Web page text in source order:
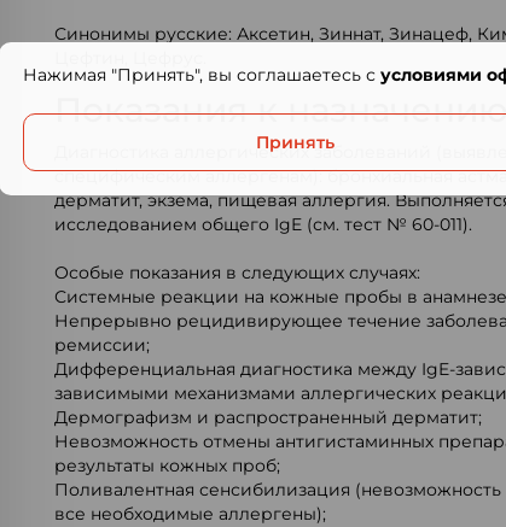
Синонимы русские: Аксетин, Зиннат, Зинацеф,
Показания к
Диагностика аллергических заболеваний
специфическим аллергенам): бронхиальная
дерматит, экзема, пищевая аллергия.
исследованием общего IgE (см. тест № 60-011).
Особые показания в следующих случаях:
Системные реакции на кожные пробы в
Непрерывно рецидивирующее течение
ремиссии;
Дифференциальная диагностика между IgE-
зависимыми механизмами аллергических
Дермографизм и распространенный дерматит;
Невозможность отмены антигистаминных
результаты кожных проб;
Поливалентная сенсибилизация
все необходимые аллергены);
Нажимая "Принять", вы соглашаетесь с условиями
Принять